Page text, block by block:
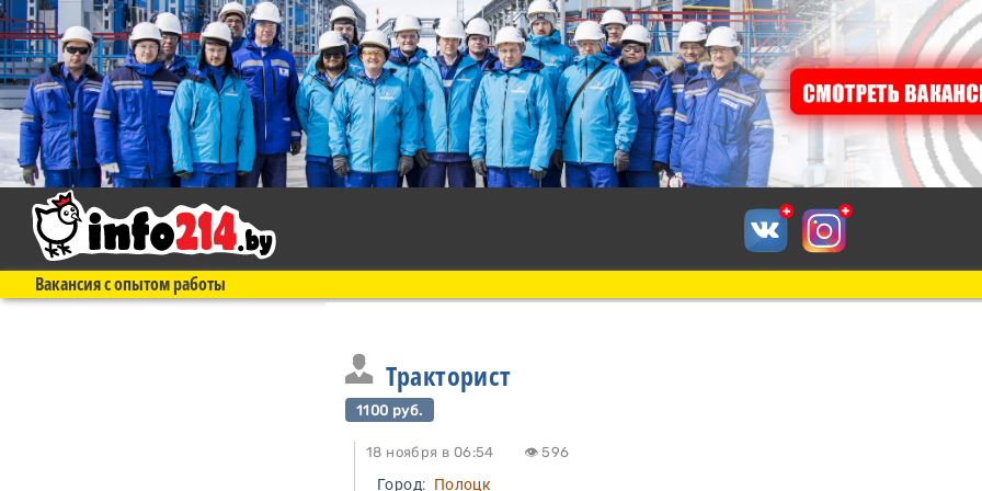
Вакансия с опытом работы
Тракторист
1100 руб.
18 ноября в 06:54 👁 596
Город: Полоцк